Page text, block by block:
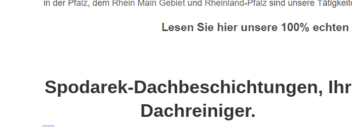
Spodarek-Dachbeschichtungen, Ihr
Dachreiniger.